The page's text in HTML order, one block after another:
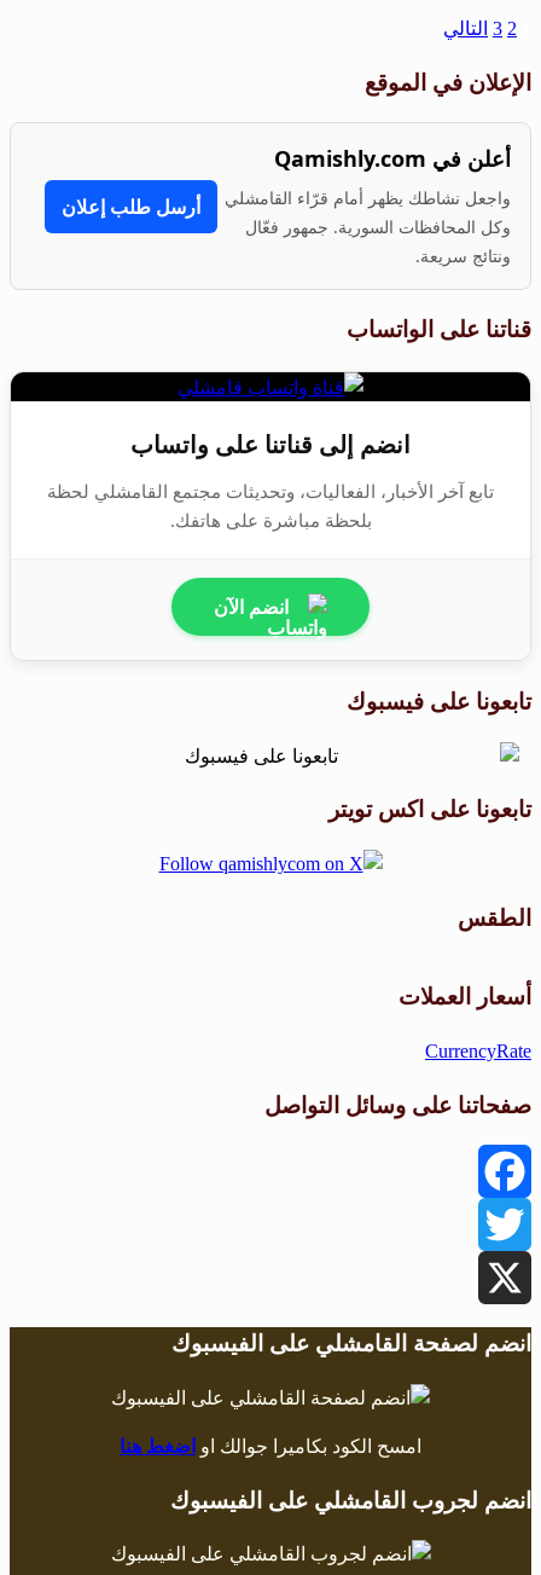
2
3 التالي
الإعلان في الموقع
أعلن في Qamishly.com
واجعل نشاطك يظهر أمام قرّاء القامشلي
وكل المحافظات السورية. جمهور فعّال
ونتائج سريعة.
أرسل طلب إعلان
قناتنا على الواتساب
انضم إلى قناتنا على واتساب
تابع آخر الأخبار، الفعاليات، وتحديثات مجتمع القامشلي لحظة
بلحظة مباشرة على هاتفك.
انضم الآن
تابعونا على فيسبوك
تابعونا على اكس تويتر
الطقس
أسعار العملات
CurrencyRate
صفحاتنا على وسائل التواصل
Facebook
Twitter
X
انضم لصفحة القامشلي على الفيسبوك
امسح الكود بكاميرا جوالك او اضغط هنا
انضم لجروب القامشلي على الفيسبوك